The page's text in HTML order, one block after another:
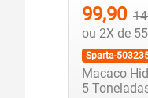
99,90
ou 2X de
Sparta-
Macaco
5